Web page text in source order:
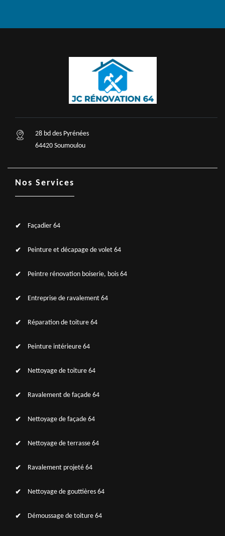
28 bd des Pyrénées
64420 Soumoulou
Nos Services
Façadier 64
Peinture et décapage de volet 64
Peintre rénovation boiserie, bois 64
Entreprise de ravalement 64
Réparation de toiture 64
Peinture intérieure 64
Nettoyage de toiture 64
Ravalement de façade 64
Nettoyage de façade 64
Nettoyage de terrasse 64
Ravalement projeté 64
Nettoyage de gouttières 64
Démoussage de toiture 64